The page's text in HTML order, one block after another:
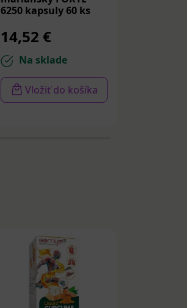
6250 kapsuly 60 ks
14,52 €
Na sklade
Vložiť do košíka